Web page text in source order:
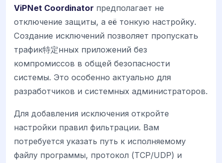
ViPNet Coordinator предполагает не
отключение защиты, а её тонкую настройку.
Создание исключений позволяет пропускать
трафик特定нных приложений без
компромиссов в общей безопасности
системы. Это особенно актуально для
разработчиков и системных администраторов.
Для добавления исключения откройте
настройки правил фильтрации. Вам
потребуется указать путь к исполняемому
файлу программы, протокол (TCP/UDP) и